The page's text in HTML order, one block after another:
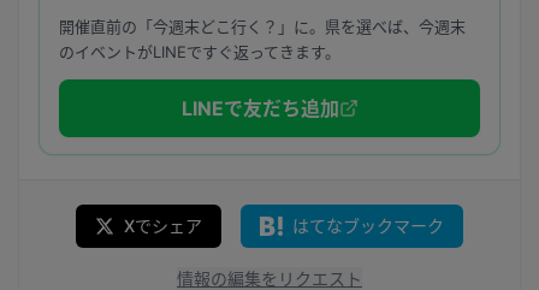
開催直前の「今週末どこ行く？」に。県を選べば、今週末
のイベントがLINEですぐ返ってきます。
LINEで友だち追加
Xでシェア はてなブックマーク
情報の編集をリクエスト